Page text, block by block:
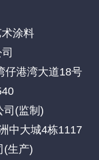
涂料
仔港湾大道18号
司(监制)
中大城4栋1117
(生产)